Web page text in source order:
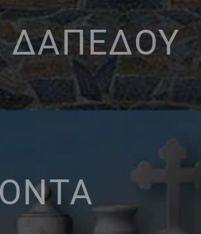
ΔΑΠΕΔΟΥ